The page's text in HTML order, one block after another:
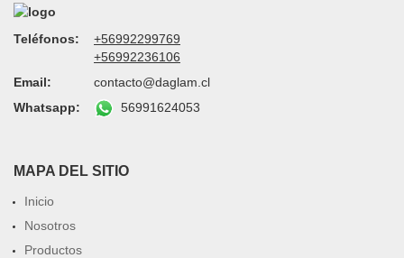
Teléfonos:
+56992299769
+56992236106
Email:
contacto@daglam.cl
Whatsapp:
56991624053
MAPA DEL SITIO
Inicio
Nosotros
Productos